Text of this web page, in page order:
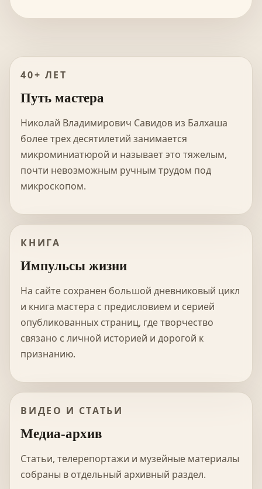
40+ ЛЕТ
Путь мастера
Николай Владимирович Савидов из Балхаша
более трех десятилетий занимается
микроминиатюрой и называет это тяжелым,
почти невозможным ручным трудом под
микроскопом.
КНИГА
Импульсы жизни
На сайте сохранен большой дневниковый цикл
и книга мастера с предисловием и серией
опубликованных страниц, где творчество
связано с личной историей и дорогой к
признанию.
ВИДЕО И СТАТЬИ
Медиа-архив
Статьи, телерепортажи и музейные материалы
собраны в отдельный архивный раздел.